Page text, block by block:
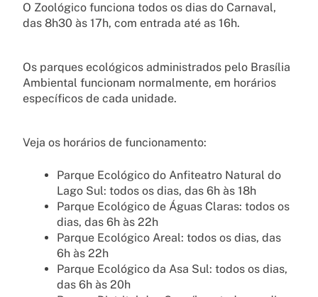
O Zoológico funciona todos os dias do Carnaval,
das 8h30 às 17h, com entrada até as 16h.
Os parques ecológicos administrados pelo Brasília
Ambiental funcionam normalmente, em horários
específicos de cada unidade.
Veja os horários de funcionamento:
Parque Ecológico do Anfiteatro Natural do
Lago Sul: todos os dias, das 6h às 18h
Parque Ecológico de Águas Claras: todos os
dias, das 6h às 22h
Parque Ecológico Areal: todos os dias, das
6h às 22h
Parque Ecológico da Asa Sul: todos os dias,
das 6h às 20h